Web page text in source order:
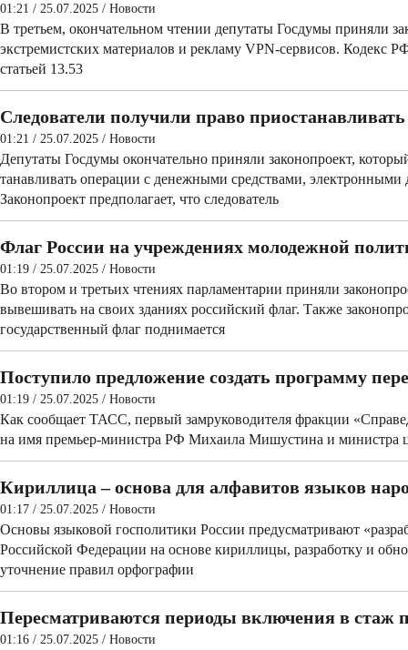
01:21 / 25.07.2025 / Новости
В третьем, окончательном чтении депутаты Госдумы приняли
экстремистских материалов и рекламу VPN-сервисов. Кодекс
статьей 13.53
Следователи получили право
01:21 / 25.07.2025 / Новости
Депутаты Госдумы окончательно приняли законопроект,
танавливать операции с денежными средствами,
Законопроект предполагает, что следователь
Флаг России на учреждениях молодежной
01:19 / 25.07.2025 / Новости
Во втором и третьих чтениях парламентарии приняли
вывешивать на своих зданиях российский флаг. Также
государственный флаг поднимается
Поступило предложение создать программу
01:19 / 25.07.2025 / Новости
Как сообщает ТАСС, первый замруководителя фракции
на имя премьер-министра РФ Михаила Мишустина и министра
Кириллица – основа для алфавитов языков
01:17 / 25.07.2025 / Новости
Основы языковой госполитики России предусматривают
Российской Федерации на основе кириллицы, разработку и
уточнение правил орфографии
Пересматриваются периоды включения в стаж
01:16 / 25.07.2025 / Новости